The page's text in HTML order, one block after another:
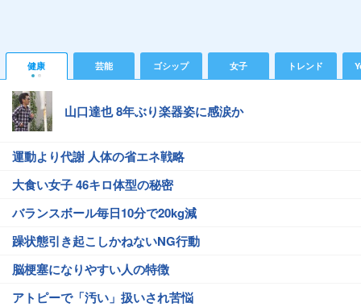
健康 芸能 ゴシップ 女子 トレンド
山口達也 8年ぶり楽器姿に感涙か
運動より代謝 人体の省エネ戦略
大食い女子 46キロ体型の秘密
バランスボール毎日10分で20kg減
躁状態引き起こしかねないNG行動
脳梗塞になりやすい人の特徴
アトピーで「汚い」扱いされ苦悩